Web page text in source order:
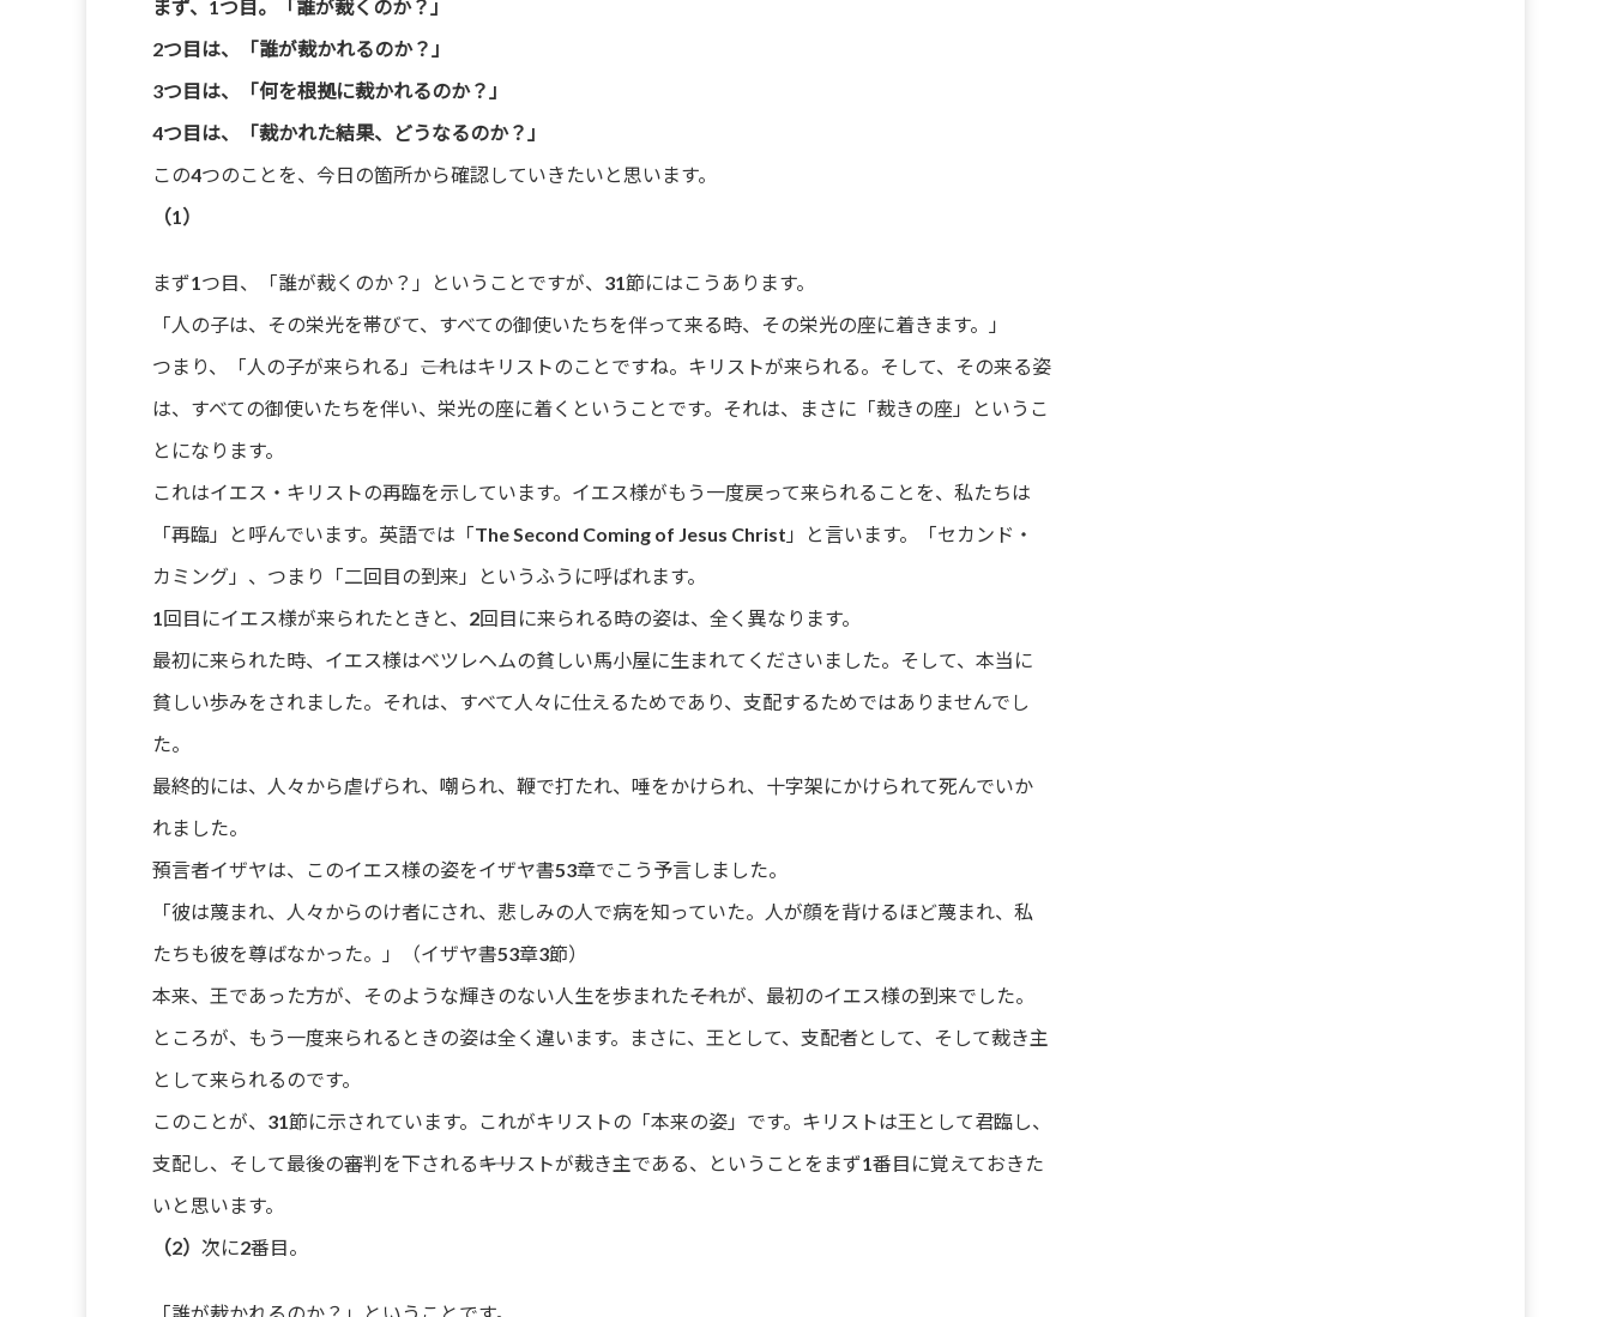
まず、1つ目。「誰が裁くのか？」
2つ目は、「誰が裁かれるのか？」
3つ目は、「何を根拠に裁かれるのか？」
4つ目は、「裁かれた結果、どうなるのか？」
この4つのことを、今日の箇所から確認していきたいと思います。
（1）
まず1つ目、「誰が裁くのか？」ということですが、31節にはこうあります。
「人の子は、その栄光を帯びて、すべての御使いたちを伴って来る時、その栄光の座に着きます。」
つまり、「人の子が来られる」――これはキリストのことですね。キリストが来られる。そして、その来る姿
は、すべての御使いたちを伴い、栄光の座に着くということです。それは、まさに「裁きの座」というこ
とになります。
これはイエス・キリストの再臨を示しています。イエス様がもう一度戻って来られることを、私たちは
「再臨」と呼んでいます。英語では「The Second Coming of Jesus Christ」と言います。「セカンド・
カミング」、つまり「二回目の到来」というふうに呼ばれます。
1回目にイエス様が来られたときと、2回目に来られる時の姿は、全く異なります。
最初に来られた時、イエス様はベツレヘムの貧しい馬小屋に生まれてくださいました。そして、本当に
貧しい歩みをされました。それは、すべて人々に仕えるためであり、支配するためではありませんでし
た。
最終的には、人々から虐げられ、嘲られ、鞭で打たれ、唾をかけられ、十字架にかけられて死んでいか
れました。
預言者イザヤは、このイエス様の姿をイザヤ書53章でこう予言しました。
「彼は蔑まれ、人々からのけ者にされ、悲しみの人で病を知っていた。人が顔を背けるほど蔑まれ、私
たちも彼を尊ばなかった。」（イザヤ書53章3節）
本来、王であった方が、そのような輝きのない人生を歩まれた――それが、最初のイエス様の到来でした。
ところが、もう一度来られるときの姿は全く違います。まさに、王として、支配者として、そして裁き主
として来られるのです。
このことが、31節に示されています。これがキリストの「本来の姿」です。キリストは王として君臨し、
支配し、そして最後の審判を下される――キリストが裁き主である、ということをまず1番目に覚えておきた
いと思います。
（2） 次に2番目。